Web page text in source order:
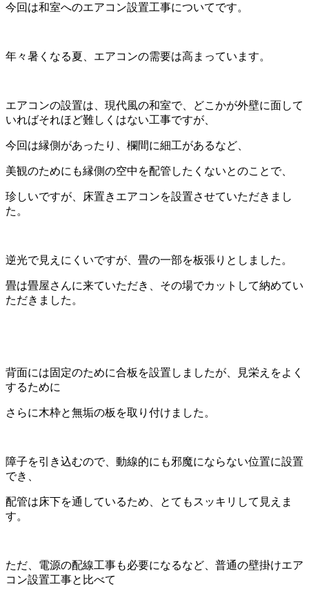
今回は和室へのエアコン設置工事についてです。
年々暑くなる夏、エアコンの需要は高まっています。
エアコンの設置は、現代風の和室で、どこかが外壁に面して
いればそれほど難しくはない工事ですが、
今回は縁側があったり、欄間に細工があるなど、
美観のためにも縁側の空中を配管したくないとのことで、
珍しいですが、床置きエアコンを設置させていただきまし
た。
逆光で見えにくいですが、畳の一部を板張りとしました。
畳は畳屋さんに来ていただき、その場でカットして納めてい
ただきました。
背面には固定のために合板を設置しましたが、見栄えをよく
するために
さらに木枠と無垢の板を取り付けました。
障子を引き込むので、動線的にも邪魔にならない位置に設置
でき、
配管は床下を通しているため、とてもスッキリして見えま
す。
ただ、電源の配線工事も必要になるなど、普通の壁掛けエア
コン設置工事と比べて